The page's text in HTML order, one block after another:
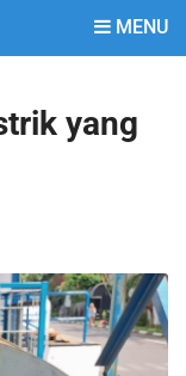
MENU
yang